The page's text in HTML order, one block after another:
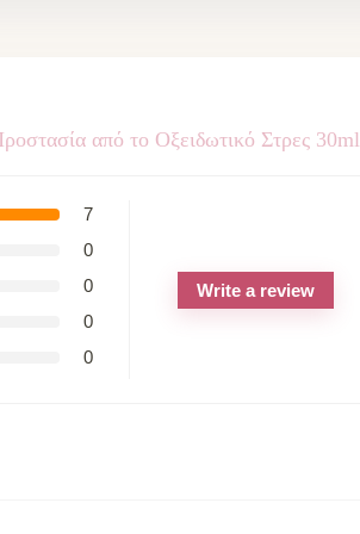
από το Οξειδωτικό Στρες 30ml
7
0
0
0
0
Write a review